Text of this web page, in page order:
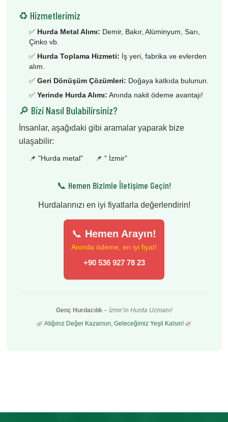
♻️ Hizmetlerimiz
✅ Hurda Metal Alımı: Demir, Bakır, Alüminyum, Sarı,
Çinko vb.
✅ Hurda Toplama Hizmeti: İş yeri, fabrika ve evlerden
alım.
✅ Geri Dönüşüm Çözümleri: Doğaya katkıda bulunun.
✅ Yerinde Hurda Alımı: Anında nakit ödeme avantajı!
🔎 Bizi Nasıl Bulabilirsiniz?
İnsanlar, aşağıdaki gibi aramalar yaparak bize
ulaşabilir:
📌 "Hurda metal" 📌 " İzmir"
📞 Hemen Bizimle İletişime Geçin!
Hurdalarınızı en iyi fiyatlarla değerlendirin!
📞 Hemen Arayın!
Anında ödeme, en iyi fiyat!
+90 536 927 78 23
Genç Hurdacılık – İzmir’in Hurda Uzmanı!
🌿 Atığınız Değer Kazansın, Geleceğimiz Yeşil Kalsın! 🌿